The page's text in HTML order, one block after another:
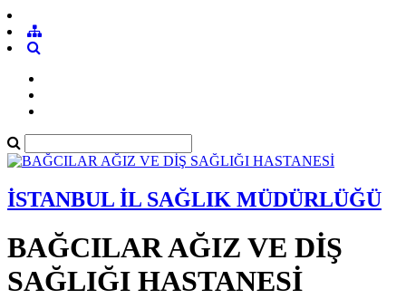
İSTANBUL İL SAĞLIK MÜDÜRLÜĞÜ
BAĞCILAR AĞIZ VE DİŞ
SAĞLIĞI HASTANESİ